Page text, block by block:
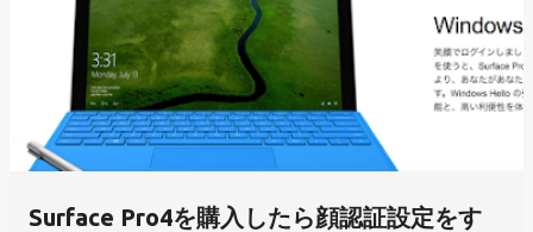
Surface Pro4を購入したら顔認証設定をす